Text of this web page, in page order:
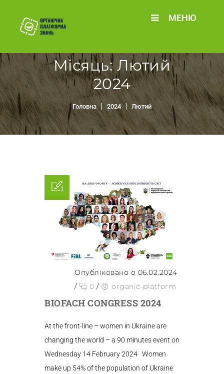
МЕНЮ
Місяць:Лютий
2024
Головна 2024 Лютий
Опубліковано о 06.02.2024
/
0 / organic-platform
BIOFACH CONGRESS 2024
At the front-line – women in Ukraine are
changing the world – a 90 minutes event on
Wednesday 14 February 2024 Women
make up 54% of the population of Ukraine